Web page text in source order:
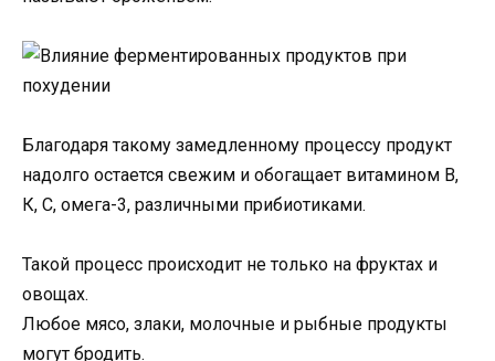
Благодаря такому замедленному процессу продукт
надолго остается свежим и обогащает витамином В,
К, С, омега-3, различными прибиотиками.
Такой процесс происходит не только на фруктах и
овощах.
Любое мясо, злаки, молочные и рыбные продукты
могут бродить.